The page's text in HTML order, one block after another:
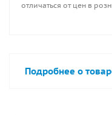
отличаться от цен в
Подробнее о